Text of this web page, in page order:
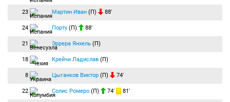
23 Мартин Иван (П) 88′
24 Порту (П) 88′
21 Эррера Янхель (П)
18 Крейчи Ладислав (П)
8 Цыганков Виктор (П) 74′
22 Солис Ромеро (П) 74′ 81′